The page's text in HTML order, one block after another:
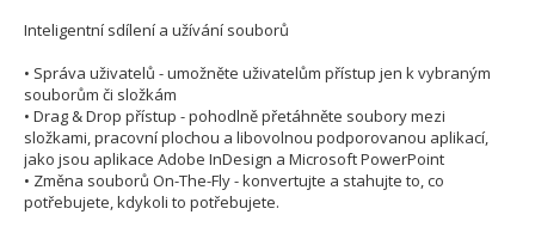
Inteligentní sdílení a užívání souborů
• Správa uživatelů - umožněte uživatelům přístup jen k vybraným
souborům či složkám
• Drag & Drop přístup - pohodlně přetáhněte soubory mezi
složkami, pracovní plochou a libovolnou podporovanou aplikací,
jako jsou aplikace Adobe InDesign a Microsoft PowerPoint
• Změna souborů On-The-Fly - konvertujte a stahujte to, co
potřebujete, kdykoli to potřebujete.